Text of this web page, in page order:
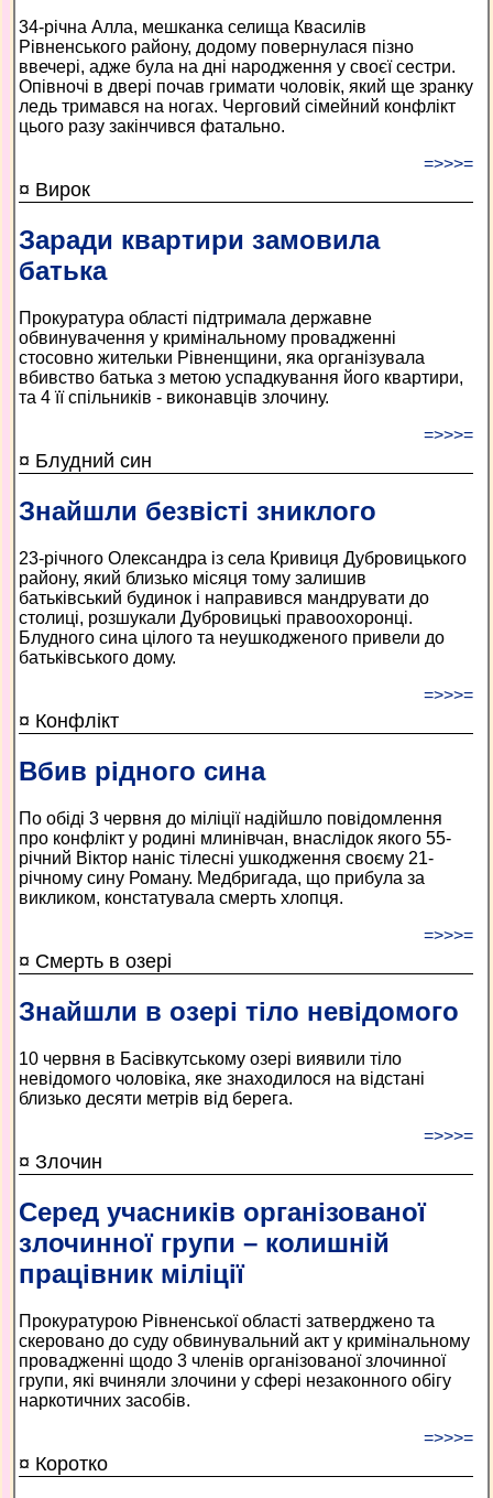
34-річна Алла, мешканка селища Квасилів
Рівненського району, додому повернулася пізно
ввечері, адже була на дні народження у своєї сестри.
Опівночі в двері почав гримати чоловік, який ще зранку
ледь тримався на ногах. Черговий сімейний конфлікт
цього разу закінчився фатально.
=>>>=
¤ Вирок
Заради квартири замовила
батька
Прокуратура області підтримала державне
обвинувачення у кримінальному провадженні
стосовно жительки Рівненщини, яка організувала
вбивство батька з метою успадкування його квартири,
та 4 її спільників - виконавців злочину.
=>>>=
¤ Блудний син
Знайшли безвісті зниклого
23-річного Олександра із села Кривиця Дубровицького
району, який близько місяця тому залишив
батьківський будинок і направився мандрувати до
столиці, розшукали Дубровицькі правоохоронці.
Блудного сина цілого та неушкодженого привели до
батьківського дому.
=>>>=
¤ Конфлікт
Вбив рідного сина
По обіді 3 червня до міліції надійшло повідомлення
про конфлікт у родині млинівчан, внаслідок якого 55-
річний Віктор наніс тілесні ушкодження своєму 21-
річному сину Роману. Медбригада, що прибула за
викликом, констатувала смерть хлопця.
=>>>=
¤ Смерть в озері
Знайшли в озері тіло невідомого
10 червня в Басівкутському озері виявили тіло
невідомого чоловіка, яке знаходилося на відстані
близько десяти метрів від берега.
=>>>=
¤ Злочин
Серед учасників організованої
злочинної групи – колишній
працівник міліції
Прокуратурою Рівненської області затверджено та
скеровано до суду обвинувальний акт у кримінальному
провадженні щодо 3 членів організованої злочинної
групи, які вчиняли злочини у сфері незаконного обігу
наркотичних засобів.
=>>>=
¤ Коротко